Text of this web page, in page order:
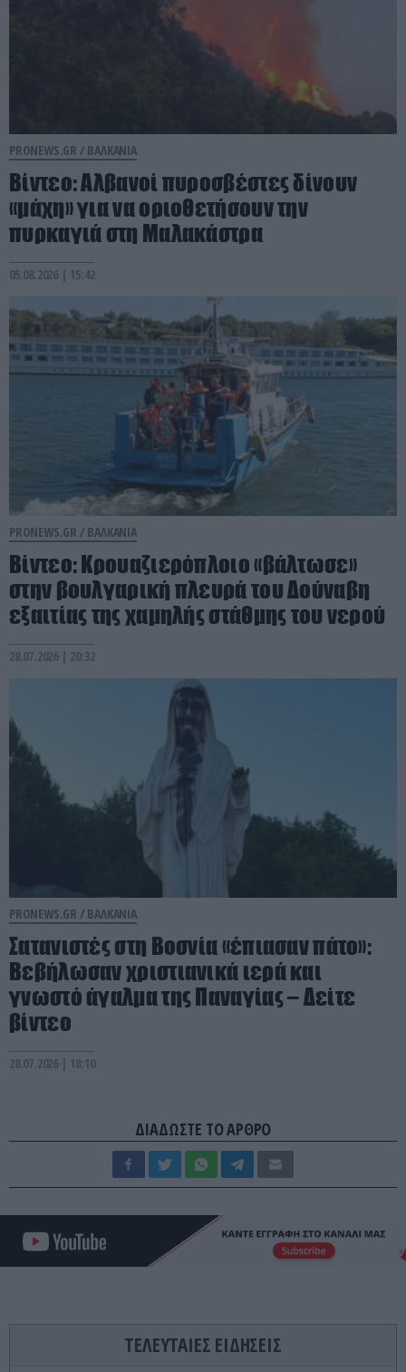
PRONEWS.GR / ΒΑΛΚΑΝΙΑ
Βίντεο: Αλβανοί πυροσβέστες δίνουν
«μάχη» για να οριοθετήσουν την
πυρκαγιά στη Μαλακάστρα
05.08.2026 | 15:42
PRONEWS.GR / ΒΑΛΚΑΝΙΑ
Βίντεο: Κρουαζιερόπλοιο «βάλτωσε»
στην βουλγαρική πλευρά του Δούναβη
εξαιτίας της χαμηλής στάθμης του νερού
28.07.2026 | 20:32
PRONEWS.GR / ΒΑΛΚΑΝΙΑ
Σατανιστές στη Βοσνία «έπιασαν πάτο»:
Βεβήλωσαν χριστιανικά ιερά και
γνωστό άγαλμα της Παναγίας – Δείτε
βίντεο
28.07.2026 | 18:10
ΔΙΑΔΩΣΤΕ ΤΟ ΑΡΘΡΟ
ΤΕΛΕΥΤΑΙΕΣ ΕΙΔΗΣΕΙΣ